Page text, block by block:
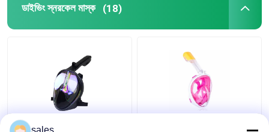
ডাইভিং স্নরকেল মাস্ক (18)
সিলিকন 180 ডিগ্রি ফুল ফেস
sales